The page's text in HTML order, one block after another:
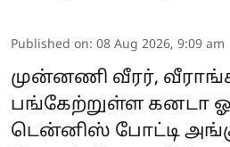
Published on: 08 Aug 2026, 9:09 am
முன்னணி வீரர்,
பங்கேற்றுள்ள கனடா
டென்னிஸ் போட்டி